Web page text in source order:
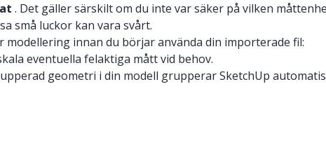
. Det gäller särskilt om du inte var säker på vilken
små luckor kan vara svårt.
innan du börjar använda din importerade fil:
eventuella felaktiga mått vid behov.
geometri i din modell grupperar SketchUp